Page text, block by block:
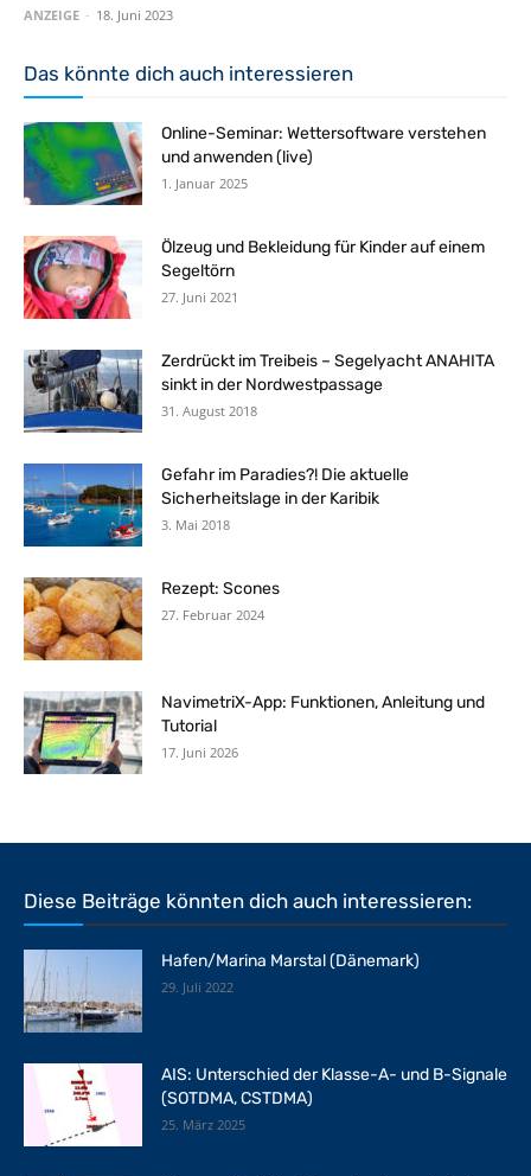
ANZEIGE - 18. Juni 2023
Das könnte dich auch interessieren
Online-Seminar: Wettersoftware verstehen
und anwenden (live)
1. Januar 2025
Ölzeug und Bekleidung für Kinder auf einem
Segeltörn
27. Juni 2021
Zerdrückt im Treibeis – Segelyacht ANAHITA
sinkt in der Nordwestpassage
31. August 2018
Gefahr im Paradies?! Die aktuelle
Sicherheitslage in der Karibik
3. Mai 2018
Rezept: Scones
27. Februar 2024
NavimetriX-App: Funktionen, Anleitung und
Tutorial
17. Juni 2026
Diese Beiträge könnten dich auch interessieren:
Hafen/Marina Marstal (Dänemark)
29. Juli 2022
AIS: Unterschied der Klasse-A- und B-Signale
(SOTDMA, CSTDMA)
25. März 2025